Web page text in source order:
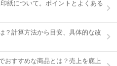
紙について。ポイントとよくある
？計算方法から目安、具体的な改
おすすめな商品とは？売上を底上